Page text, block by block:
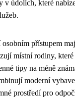
v údolích, které
osobním přístupem
místní rodiny,
tipy na méně
moderní
prostředí pro